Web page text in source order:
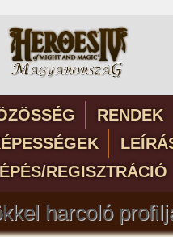
RENDEK
REGISZTRÁCIÓ
harcoló